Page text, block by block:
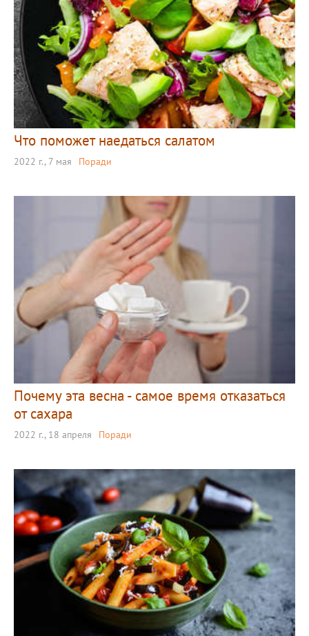
Что поможет наедаться салатом
2022 г., 7 мая Поради
Почему эта весна - самое время отказаться
от сахара
2022 г., 18 апреля Поради